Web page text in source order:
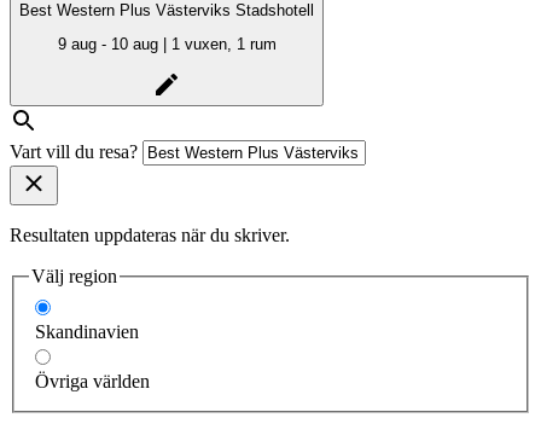
Best Western Plus Västerviks Stadshotell
9 aug - 10 aug | 1 vuxen, 1 rum
Vart vill du resa?
Resultaten uppdateras när du skriver.
Välj region
Skandinavien
Övriga världen